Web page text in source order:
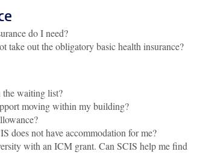
do I need?
take out the obligatory basic health insurance?
waiting list?
moving within my building?
does not have accommodation for me?
with an ICM grant. Can SCIS help me find